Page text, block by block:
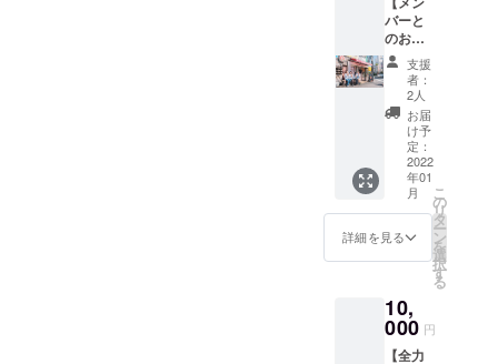
カ ・内
容量：
120g ・
保存方
法：高
温多湿
をお避
けくだ
さい。
・添加
物表
示：な
し ・ア
レル
インは
多少変
更にな
コース
ター(気
泡紙：
0.4mm
厚（丸
型)、直
径
90mm
） ２
枚入り
＊以下
の①〜
④から
お好き
お選び
くださ
い。必
ず【備
バーと
のお茶
会招待
コー
ス】 ・
お茶会
招待
券 １
枚 ・ポ
スト
カード
(100m
m×148
mm)
１枚 ・
ター(気
泡紙：
0.4mm
厚（丸
支援
者：
2人
お届
け予
定：
2022
年01
月
詳細を見る
こ
の
リ
タ
ー
ン
を
選
択
す
る
10,
000 円
【全力